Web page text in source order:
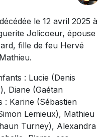
le 12 avril 2025 à
Jolicoeur, épouse
fille de feu Hervé
: Lucie (Denis
Diane (Gaétan
: Karine (Sébastien
Lemieux), Mathieu
Turney), Alexandra